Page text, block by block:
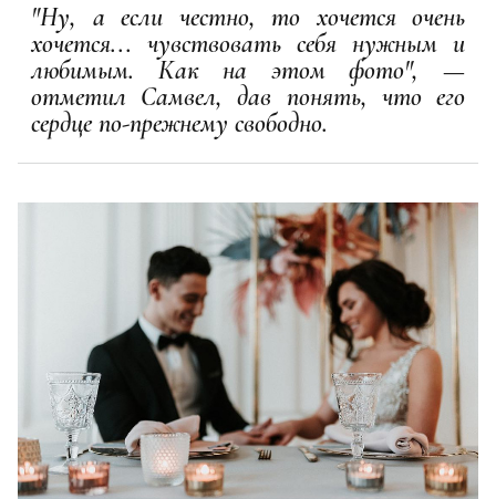
"Ну, а если честно, то хочется очень
хочется... чувствовать себя нужным и
любимым. Как на этом фото", —
отметил Самвел, дав понять, что его
сердце по-прежнему свободно.